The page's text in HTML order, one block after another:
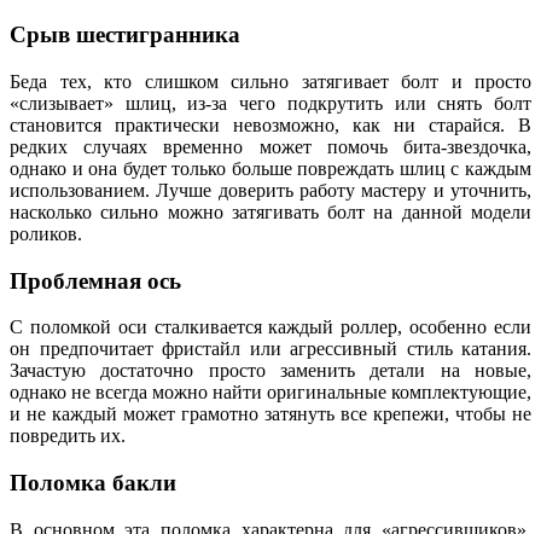
Срыв шестигранника
Беда тех, кто слишком сильно затягивает болт и просто
«слизывает» шлиц, из-за чего подкрутить или снять болт
становится практически невозможно, как ни старайся. В
редких случаях временно может помочь бита-звездочка,
однако и она будет только больше повреждать шлиц с каждым
использованием. Лучше доверить работу мастеру и уточнить,
насколько сильно можно затягивать болт на данной модели
роликов.
Проблемная ось
С поломкой оси сталкивается каждый роллер, особенно если
он предпочитает фристайл или агрессивный стиль катания.
Зачастую достаточно просто заменить детали на новые,
однако не всегда можно найти оригинальные комплектующие,
и не каждый может грамотно затянуть все крепежи, чтобы не
повредить их.
Поломка бакли
В основном эта поломка характерна для «агрессивщиков»,